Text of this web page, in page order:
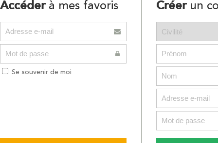
Accéderà mes favoris
Se souvenir de moi
Créerun